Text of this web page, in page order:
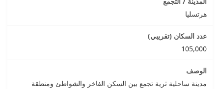
هرتسليا
105,000
مدينة ساحلية ثرية تجمع بين السكن الفاخر والشواطئ ومنطقة